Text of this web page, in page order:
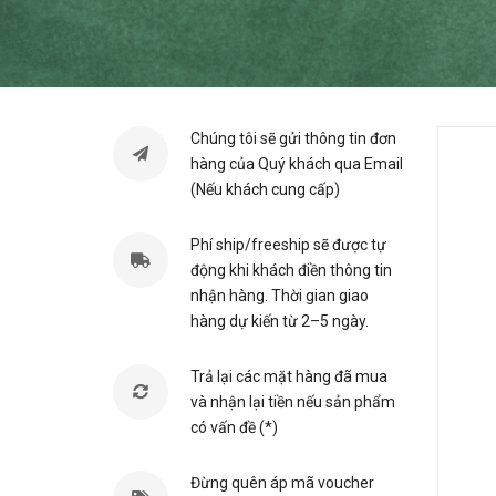
Chúng tôi sẽ gửi thông tin đơn
hàng của Quý khách qua Email
(Nếu khách cung cấp)
Phí ship/freeship sẽ được tự
động khi khách điền thông tin
nhận hàng. Thời gian giao
hàng dự kiến từ 2–5 ngày.
Trả lại các mặt hàng đã mua
và nhận lại tiền nếu sản phẩm
có vấn đề (*)
Đừng quên áp mã voucher